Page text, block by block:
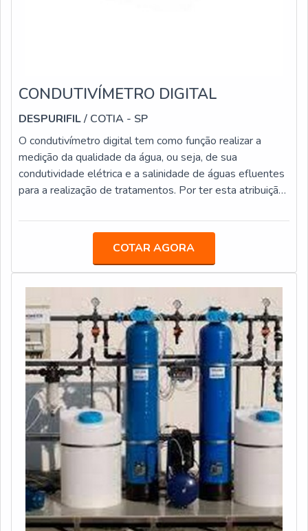
CONDUTIVÍMETRO DIGITAL
DESPURIFIL/ COTIA - SP
O condutivímetro digital tem como função realizar a
medição da qualidade da água, ou seja, de sua
condutividade elétrica e a salinidade de águas efluentes
para a realização de tratamentos. Por ter esta atribuição,
fabris, entre eles: Farmacêutico; Alimentício; Químico;
pelo materialO condutivímetro é um Instrumento de
medição de condutividade de água desmineralizada. O
valor de leitura ind
COTAR AGORA